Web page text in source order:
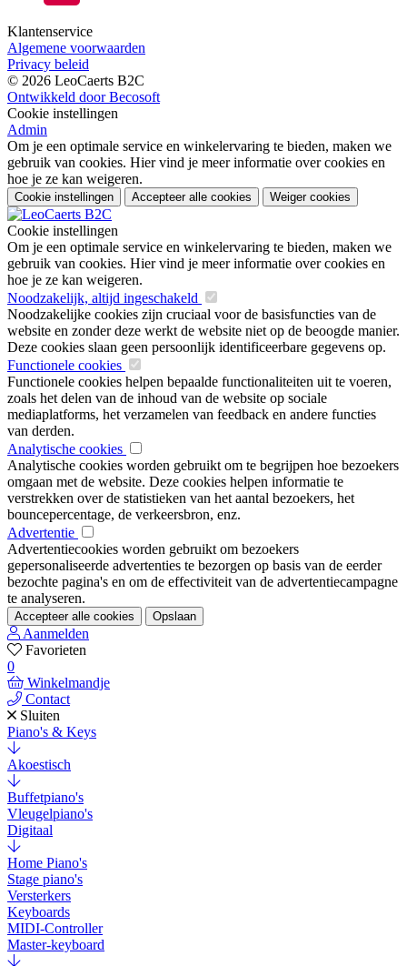
Klantenservice
Algemene voorwaarden
Privacy beleid
© 2026 LeoCaerts B2C
Ontwikkeld door Becosoft
Cookie instellingen
Admin
Om je een optimale service en winkelervaring te bieden, maken we
gebruik van cookies. Hier vind je meer informatie over cookies en
hoe je ze kan weigeren.
Cookie instellingen Accepteer alle cookies Weiger cookies
Cookie instellingen
Om je een optimale service en winkelervaring te bieden, maken we
gebruik van cookies. Hier vind je meer informatie over cookies en
hoe je ze kan weigeren.
Noodzakelijk, altijd ingeschakeld
Noodzakelijke cookies zijn cruciaal voor de basisfuncties van de
website en zonder deze werkt de website niet op de beoogde manier.
Deze cookies slaan geen persoonlijk identificeerbare gegevens op.
Functionele cookies
Functionele cookies helpen bepaalde functionaliteiten uit te voeren,
zoals het delen van de inhoud van de website op sociale
mediaplatforms, het verzamelen van feedback en andere functies
van derden.
Analytische cookies
Analytische cookies worden gebruikt om te begrijpen hoe bezoekers
omgaan met de website. Deze cookies helpen informatie te
verstrekken over de statistieken van het aantal bezoekers, het
bouncepercentage, de verkeersbron, enz.
Advertentie
Advertentiecookies worden gebruikt om bezoekers
gepersonaliseerde advertenties te bezorgen op basis van de eerder
bezochte pagina's en om de effectiviteit van de advertentiecampagne
te analyseren.
Accepteer alle cookies Opslaan
Aanmelden
Favorieten
0
Winkelmandje
Contact
Sluiten
Piano's & Keys
Akoestisch
Buffetpiano's
Vleugelpiano's
Digitaal
Home Piano's
Stage piano's
Versterkers
Keyboards
MIDI-Controller
Master-keyboard